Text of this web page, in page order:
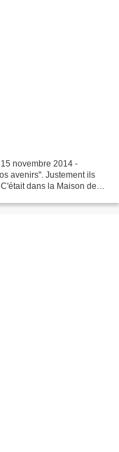
novembre 2014 -
avenirs". Justement ils
dans la Maison de